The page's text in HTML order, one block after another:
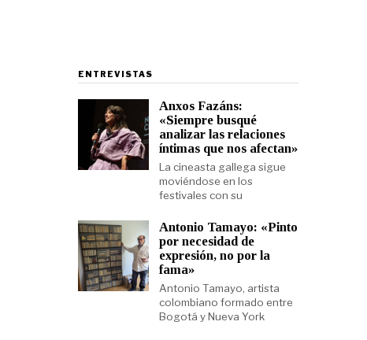
ENTREVISTAS
Anxos Fazáns:
«Siempre busqué
analizar las relaciones
íntimas que nos afectan»
La cineasta gallega sigue
moviéndose en los
festivales con su
Antonio Tamayo: «Pinto
por necesidad de
expresión, no por la
fama»
Antonio Tamayo, artista
colombiano formado entre
Bogotá y Nueva York